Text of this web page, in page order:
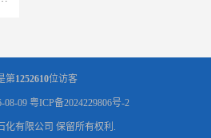
第1252610位访客
08-09 粤ICP备2024229806号-2
化有限公司 保留所有权利.